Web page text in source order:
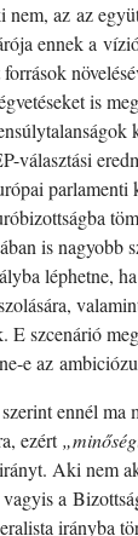
az az
ennek a
is
választási
is nagyobb
léphetne,
szcenárió
e az
ennél
ezért
Aki nem
a
irányba